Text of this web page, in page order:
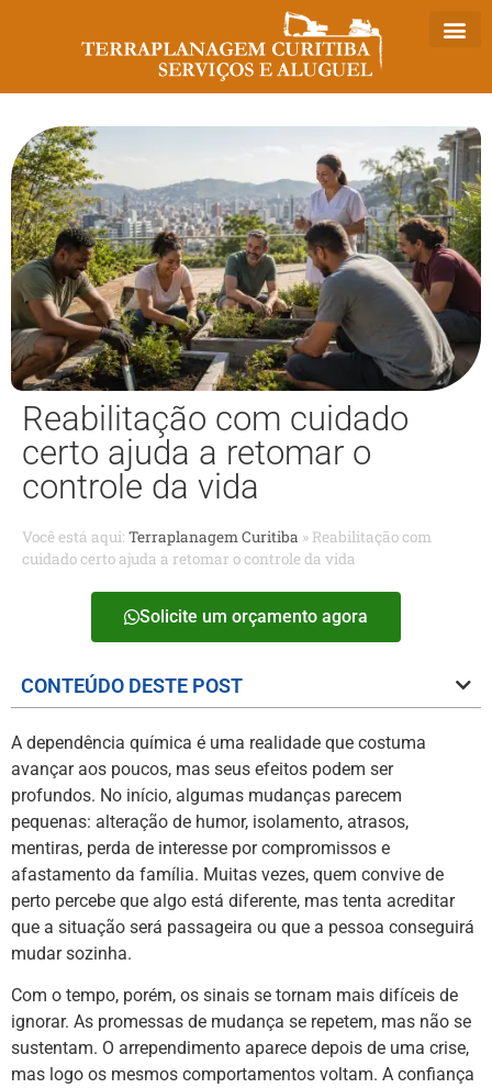
Reabilitação com cuidado
certo ajuda a retomar o
controle da vida
Você está aqui: Terraplanagem Curitiba » Reabilitação com
cuidado certo ajuda a retomar o controle da vida
Solicite um orçamento agora
CONTEÚDO DESTE POST
A dependência química é uma realidade que costuma
avançar aos poucos, mas seus efeitos podem ser
profundos. No início, algumas mudanças parecem
pequenas: alteração de humor, isolamento, atrasos,
mentiras, perda de interesse por compromissos e
afastamento da família. Muitas vezes, quem convive de
perto percebe que algo está diferente, mas tenta acreditar
que a situação será passageira ou que a pessoa conseguirá
mudar sozinha.
Com o tempo, porém, os sinais se tornam mais difíceis de
ignorar. As promessas de mudança se repetem, mas não se
sustentam. O arrependimento aparece depois de uma crise,
mas logo os mesmos comportamentos voltam. A confiança